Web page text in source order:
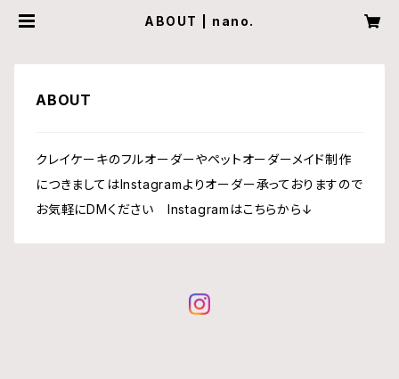
ABOUT | nano.
ABOUT
クレイケーキのフルオーダーやペットオーダーメイド制作
につきましてはInstagramよりオーダー承っておりますので
お気軽にDMください Instagramはこちらから↓